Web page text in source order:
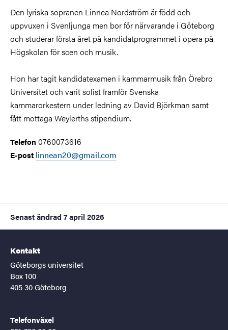
Den lyriska sopranen Linnea Nordström är född och
uppvuxen i Svenljunga men bor för närvarande i Göteborg
och studerar första året på kandidatprogrammet i opera på
Högskolan för scen och musik.
Hon har tagit kandidatexamen i kammarmusik från Örebro
Universitet och varit solist framför Svenska
kammarorkestern under ledning av David Björkman samt
fått mottaga Weylerths stipendium.
Telefon 0760073616
E-post linnean20@gmail.com
Senast ändrad 7 april 2026
Kontakt
Göteborgs universitet
Box 100
405 30 Göteborg
Telefonväxel